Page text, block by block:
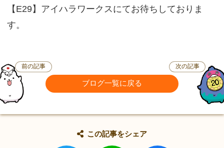
【E29】アイハラワークスにてお待ちしておりま
す。
前の記事
ブログ一覧に戻る
次の記事
この記事をシェア